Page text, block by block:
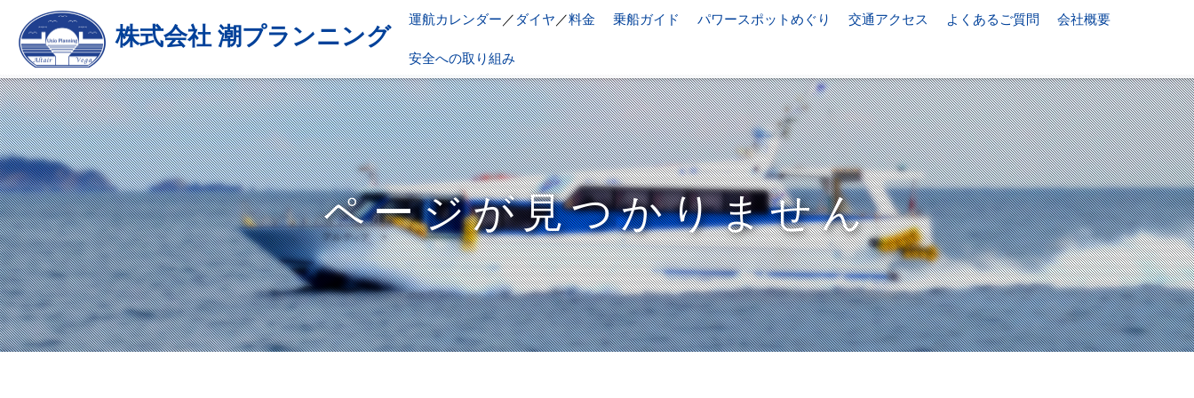
株式会社 潮プランニング
運航カレンダー ／ ダイヤ ／料金 乗船ガイド パワースポットめぐり 交通アクセス よくあるご質問 会社概要
安全への取り組み
ページが見つかりません